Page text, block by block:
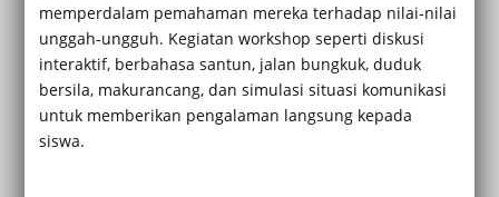
memperdalam pemahaman mereka terhadap nilai-nilai
unggah-ungguh. Kegiatan workshop seperti diskusi
interaktif, berbahasa santun, jalan bungkuk, duduk
bersila, makurancang, dan simulasi situasi komunikasi
untuk memberikan pengalaman langsung kepada
siswa.